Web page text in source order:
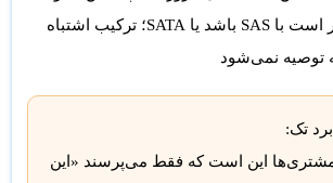
اینکه RAID قرار است با SAS باشد یا SATA؛ ترکیب اشتباه
توصیه نمی‌شود
تک:
مشتری‌ها این است که فقط می‌پرسند «این